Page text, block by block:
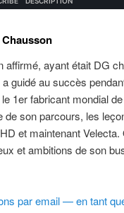
ayant était DG
a guidé au succès
le 1er fabricant mondial
son parcours, les
et maintenant
et ambitions de son
par email — en tant